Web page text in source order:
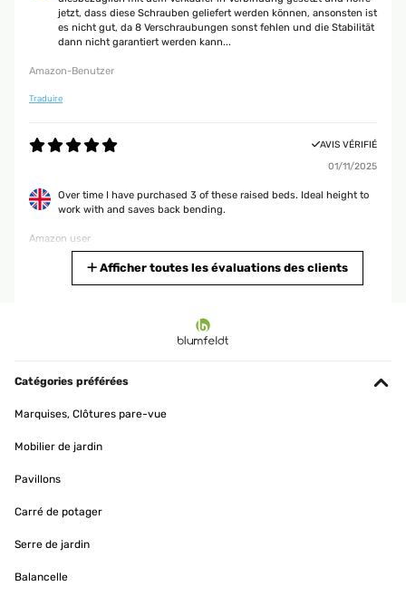
jetzt, dass diese Schrauben geliefert werden können, ansonsten ist
es nicht gut, da 8 Verschraubungen sonst fehlen und die Stabilität
dann nicht garantiert werden kann...
Amazon-Benutzer
Traduire
AVIS VÉRIFIÉ
01/11/2025
Over time I have purchased 3 of these raised beds. Ideal height to
work with and saves back bending.
Amazon user
bauen ist sehr Einfach. Viele Schrauben. Es hätte etwas breiter
Amazon-Benutzer
Afficher toutes les évaluations des clients
Catégories préférées
Marquises, Clôtures pare-vue
Mobilier de jardin
Pavillons
Carré de potager
Serre de jardin
Balancelle